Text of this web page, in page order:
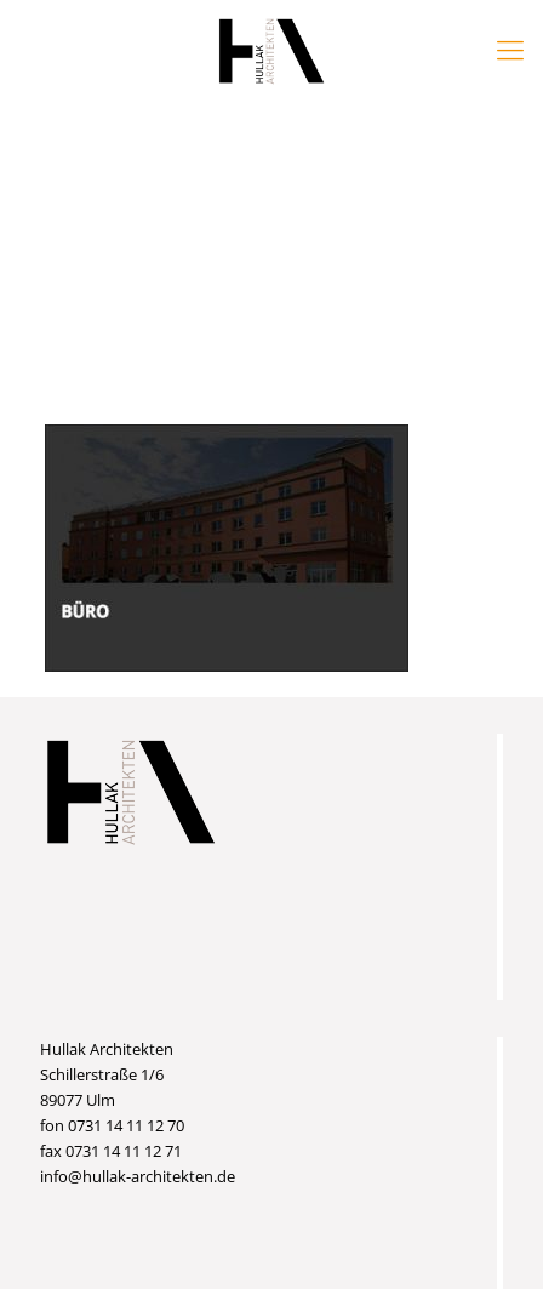
Hullak Architekten
Schillerstraße 1/6
89077 Ulm
fon 0731 14 11 12 70
fax 0731 14 11 12 71
info@hullak-architekten.de